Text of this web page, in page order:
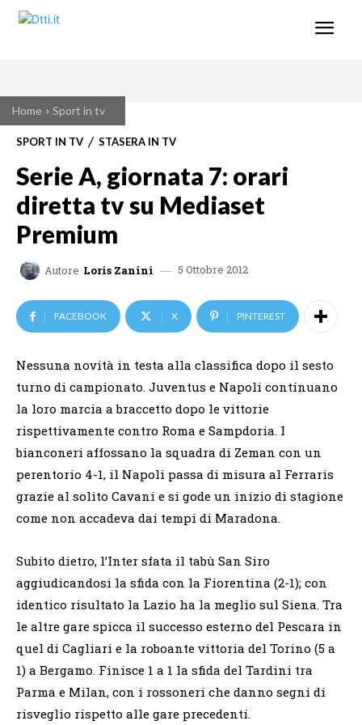
Home Sport in tv
SPORT IN TV STASERA IN TV
Serie A, giornata 7: orari
diretta tv su Mediaset
Premium
Autore Loris Zanini 5 Ottobre 2012
FACEBOOK X PINTEREST
Nessuna novità in testa alla classifica dopo il sesto
turno di campionato. Juventus e Napoli continuano
la loro marcia a braccetto dopo le vittorie
rispettivamente contro Roma e Sampdoria. I
bianconeri affossano la squadra di Zeman con un
perentorio 4-1, il Napoli passa di misura al Ferraris
grazie al solito Cavani e si gode un inizio di stagione
come non accadeva dai tempi di Maradona.
Subito dietro, l’Inter sfata il tabù San Siro
aggiudicandosi la sfida con la Fiorentina (2-1); con
identico risultato la Lazio ha la meglio sul Siena. Tra
le altre gare spicca il successo esterno del Pescara in
quel di Cagliari e la roboante vittoria del Torino (5 a
1) a Bergamo. Finisce 1 a 1 la sfida del Tardini tra
Parma e Milan, con i rossoneri che danno segni di
risveglio rispetto alle gare precedenti.